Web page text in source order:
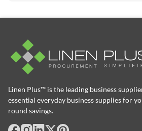
Linen Plus™ is the leading business
essential everyday business supplies for
round savings.